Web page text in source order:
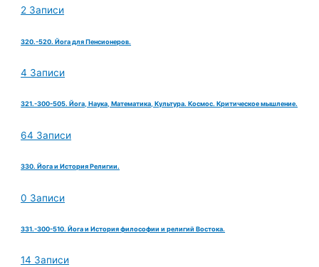
2 Записи
320.-520. Йога для Пенсионеров.
4 Записи
321.-300-505. Йога, Наука, Математика, Культура. Космос. Критическое мышление.
64 Записи
330. Йога и История Религии.
0 Записи
331.-300-510. Йога и История философии и религий Востока.
14 Записи